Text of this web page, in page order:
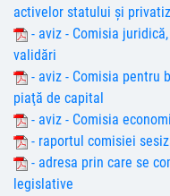
activelor statului și
- aviz - Comisia
validări
- aviz - Comisia pentru
piaţă de capital
- aviz - Comisia
- raportul comisiei
- adresa prin care se
legislative